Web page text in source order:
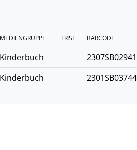
MEDIENGRUPPE FRIST BARCODE
Kinderbuch
2307SB02941
Kinderbuch 2301SB03744